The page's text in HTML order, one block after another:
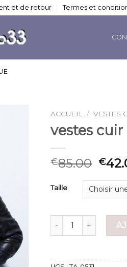
et de retour Termes et
ACCUEIL / VESTES
vestes
€85.00 €
Taille
quantité de vestes